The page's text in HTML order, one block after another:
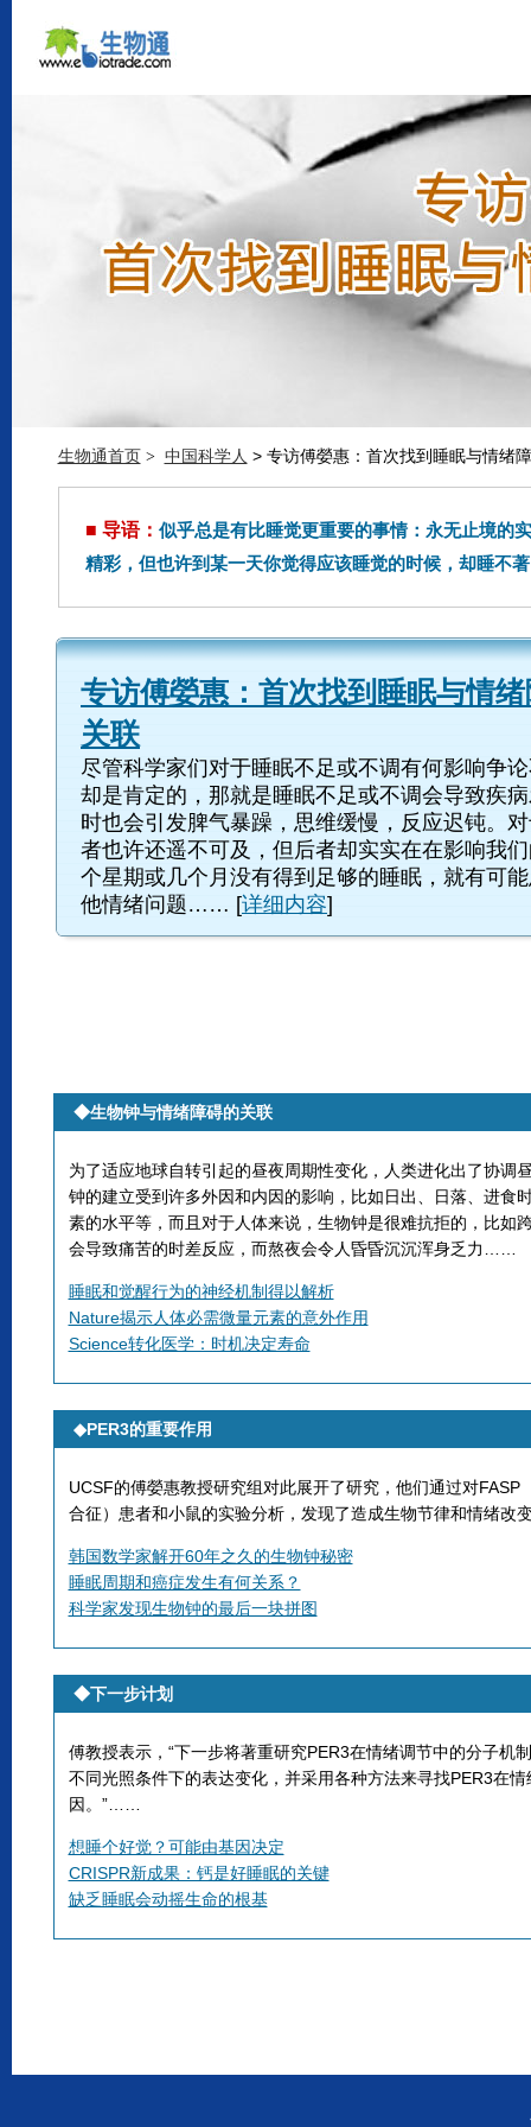
生物通首页 > 中国科学人 > 专访傅嫈惠：首次找到睡眠与情绪
■ 导语： 似乎总是有比睡觉更重要的事情：永无止境
精彩，但也许到某一天你觉得应该睡觉的时候，却睡不
专访傅嫈惠：首次找到睡眠与情
关联
尽管科学家们对于睡眠不足或不调有何影响争
却是肯定的，那就是睡眠不足或不调会导致疾
时也会引发脾气暴躁，思维缓慢，反应迟钝。
者也许还遥不可及，但后者却实实在在影响我
个星期或几个月没有得到足够的睡眠，就有可
他情绪问题…… [详细内容]
◆生物钟与情绪障碍的关联
为了适应地球自转引起的昼夜周期性变化，人类进化出了协调
钟的建立受到许多外因和内因的影响，比如日出、日落、进食
素的水平等，而且对于人体来说，生物钟是很难抗拒的，比如
会导致痛苦的时差反应，而熬夜会令人昏昏沉沉浑身乏力……
睡眠和觉醒行为的神经机制得以解析
Nature揭示人体必需微量元素的意外作用
Science转化医学：时机决定寿命
◆PER3的重要作用
UCSF的傅嫈惠教授研究组对此展开了研究，他们通过对FASP
合征）患者和小鼠的实验分析，发现了造成生物节律和情绪
韩国数学家解开60年之久的生物钟秘密
睡眠周期和癌症发生有何关系？
科学家发现生物钟的最后一块拼图
◆下一步计划
傅教授表示，“下一步将著重研究PER3在情绪调节中的分子机
不同光照条件下的表达变化，并采用各种方法来寻找PER3在
因。”……
想睡个好觉？可能由基因决定
CRISPR新成果：钙是好睡眠的关键
缺乏睡眠会动摇生命的根基